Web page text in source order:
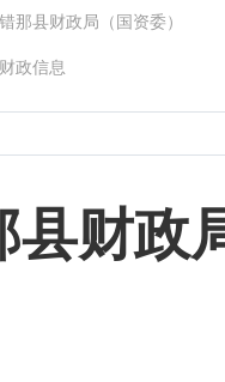
错那县财政局（国资委）
财政信息
县财政